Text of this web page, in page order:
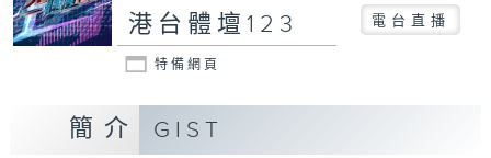
港台體壇123 電台直播
特備網頁
簡介 GIST